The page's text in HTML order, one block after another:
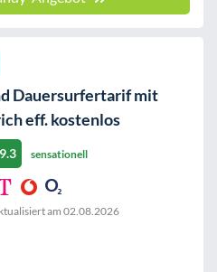
Dauersurfertarif mit
eff. kostenlos
9.3 sensationell
am02.08.2026